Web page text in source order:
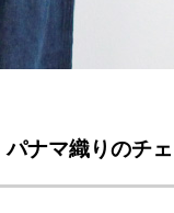
ナマ織りのチェ